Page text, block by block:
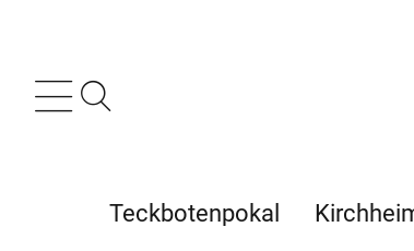
Teckbotenpokal